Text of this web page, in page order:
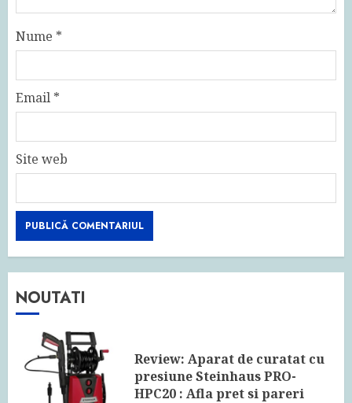
Nume *
Email *
Site web
NOUTATI
Review: Aparat de curatat cu
presiune Steinhaus PRO-
HPC20 : Afla pret si pareri